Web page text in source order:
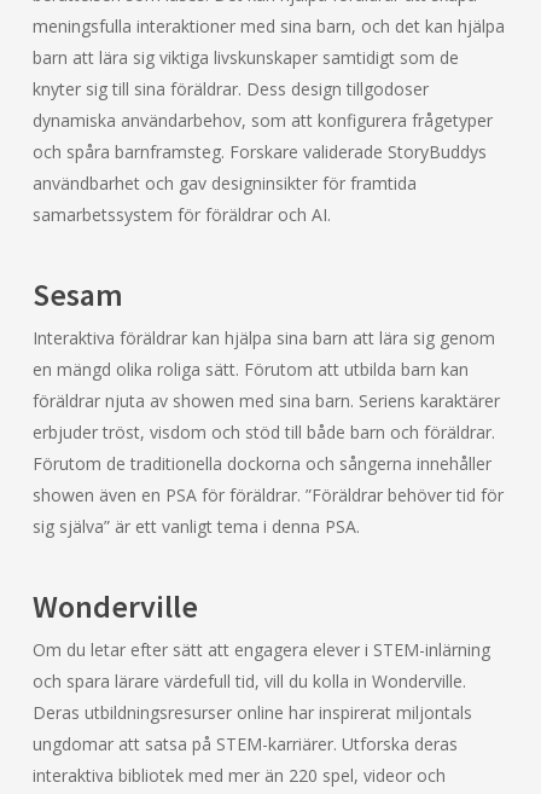
meningsfulla interaktioner med sina barn, och det kan hjälpa
barn att lära sig viktiga livskunskaper samtidigt som de
knyter sig till sina föräldrar. Dess design tillgodoser
dynamiska användarbehov, som att konfigurera frågetyper
och spåra barnframsteg. Forskare validerade StoryBuddys
användbarhet och gav designinsikter för framtida
samarbetssystem för föräldrar och AI.
Sesam
Interaktiva föräldrar kan hjälpa sina barn att lära sig genom
en mängd olika roliga sätt. Förutom att utbilda barn kan
föräldrar njuta av showen med sina barn. Seriens karaktärer
erbjuder tröst, visdom och stöd till både barn och föräldrar.
Förutom de traditionella dockorna och sångerna innehåller
showen även en PSA för föräldrar. ”Föräldrar behöver tid för
sig själva” är ett vanligt tema i denna PSA.
Wonderville
Om du letar efter sätt att engagera elever i STEM-inlärning
och spara lärare värdefull tid, vill du kolla in Wonderville.
Deras utbildningsresurser online har inspirerat miljontals
ungdomar att satsa på STEM-karriärer. Utforska deras
interaktiva bibliotek med mer än 220 spel, videor och